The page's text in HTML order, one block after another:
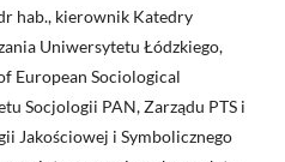
hab., kierownik Katedry
Uniwersytetu Łódzkiego,
European Sociological
Socjologii PAN, Zarządu PTS i
Jakościowej i Symbolicznego